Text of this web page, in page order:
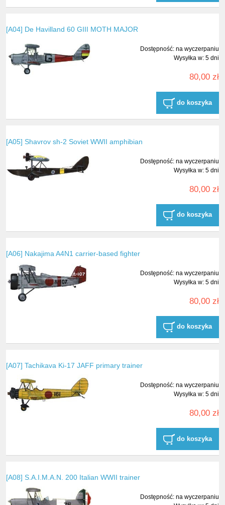
[A04] De Havilland 60 GIII MOTH MAJOR
Dostępność: na wyczerpaniu
Wysyłka w: 5 dni
80,00 zł
do koszyka
[A05] Shavrov sh-2 Soviet WWII amphibian
Dostępność: na wyczerpaniu
Wysyłka w: 5 dni
80,00 zł
do koszyka
[A06] Nakajima A4N1 carrier-based fighter
Dostępność: na wyczerpaniu
Wysyłka w: 5 dni
80,00 zł
do koszyka
[A07] Tachikava Ki-17 JAFF primary trainer
Dostępność: na wyczerpaniu
Wysyłka w: 5 dni
80,00 zł
do koszyka
[A08] S.A.I.M.A.N. 200 Italian WWII trainer
Dostępność: na wyczerpaniu